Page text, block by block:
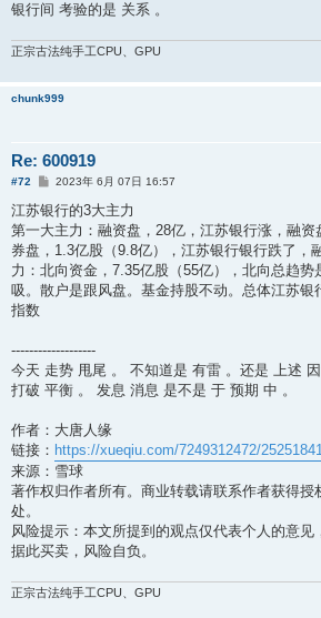
银行间 考验的是 关系 。
正宗古法纯手工CPU、GPU
chunk999
Re: 600919
#72
帖
2023年 6月 07日 16:57
江苏银行的3大主力
第一大主力：融资盘，28亿，江苏银行涨，融
券盘，1.3亿股（9.8亿），江苏银行银行跌了，
力：北向资金，7.35亿股（55亿），北向总趋
吸。散户是跟风盘。基金持股不动。总体江苏银
指数
-------------------
今天 走势 甩尾 。 不知道是 有雷 。还是 上述
打破 平衡 。 发息 消息 是不是 于 预期 中 。
作者：大唐人缘
链接： https://xueqiu.com/7249312472/
来源：雪球
著作权归作者所有。商业转载请联系作者获得授
处。
风险提示：本文所提到的观点仅代表个人的意见
据此买卖，风险自负。
正宗古法纯手工CPU、GPU